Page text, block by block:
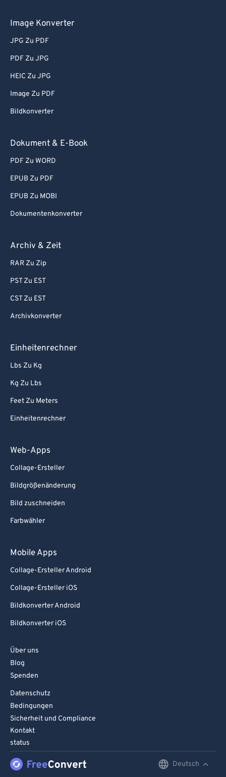
Image Konverter
JPG Zu PDF
PDF Zu JPG
HEIC Zu JPG
Image Zu PDF
Bildkonverter
Dokument & E-Book
PDF Zu WORD
EPUB Zu PDF
EPUB Zu MOBI
Dokumentenkonverter
Archiv & Zeit
RAR Zu Zip
PST Zu EST
CST Zu EST
Archivkonverter
Einheitenrechner
Lbs Zu Kg
Kg Zu Lbs
Feet Zu Meters
Einheitenrechner
Web-Apps
Collage-Ersteller
Bildgrößenänderung
Bild zuschneiden
Farbwähler
Mobile Apps
Collage-Ersteller Android
Collage-Ersteller iOS
Bildkonverter Android
Bildkonverter iOS
Über uns
Blog
Spenden
Datenschutz
Bedingungen
Sicherheit und Compliance
Kontakt
status
Deutsch